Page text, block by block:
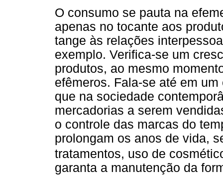
O consumo se pauta na
apenas no tocante aos
tange às relações
exemplo. Verifica-se um
produtos, ao mesmo
efêmeros. Fala-se até em
que na sociedade
mercadorias a serem
o controle das marcas do
prolongam os anos de vida,
tratamentos, uso de
garanta a manutenção da